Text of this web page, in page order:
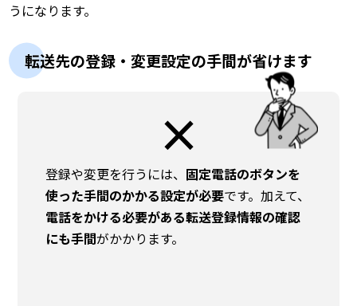
うになります。
転送先の登録・変更設定の手間が省けます
×
登録や変更を行うには、 固定電話のボタンを
使った手間のかかる設定が必要です。加えて、
電話をかける必要がある転送登録情報の確認
にも手間がかかります。